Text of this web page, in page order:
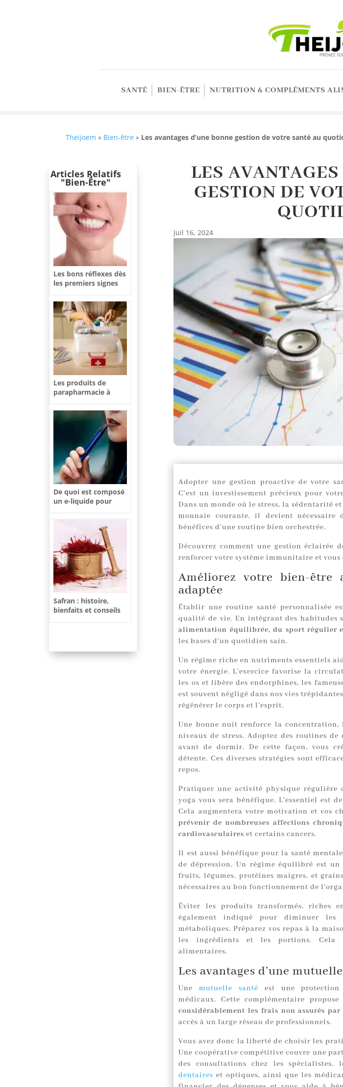
SANTÉ BIEN-ÊTRE NUTRITION & COMPLÉMENTS
Theijoem » Bien-être » Les avantages d’une bonne gestion de votre santé au
Articles Relatifs
"Bien-Être"
Les bons réflexes dès
les premiers signes
Les produits de
parapharmacie à
trousse de soins
De quoi est composé
un e-liquide pour
électronique ?
Safran : histoire,
bienfaits et conseils
LES
GESTION DE
Juil 16, 2024
Adopter une gestion proactive de votre
C’est un investissement précieux pour
Dans un monde où le stress, la sédentarité
monnaie courante, il devient nécessaire
bénéfices d’une routine bien orchestrée.
Découvrez comment une gestion éclairée
renforcer votre système immunitaire et
Améliorez votre bien-être
adaptée
Établir une routine santé personnalisée
qualité de vie. En intégrant des habitudes
alimentation équilibrée, du sport régulier
les bases d’un quotidien sain.
Un régime riche en nutriments essentiels
votre énergie. L’exercice favorise la
les os et libère des endorphines, les
est souvent négligé dans nos vies
régénérer le corps et l’esprit.
Une bonne nuit renforce la
niveaux de stress. Adoptez des routines de
avant de dormir. De cette façon, vous
détente. Ces diverses stratégies sont
repos.
Pratiquer une activité physique régulière
yoga vous sera bénéfique. L’essentiel est
Cela augmentera votre motivation et vos
prévenir de nombreuses affections
cardiovasculaires et certains cancers.
Il est aussi bénéfique pour la santé
de dépression. Un régime équilibré est
fruits, légumes, protéines maigres, et
nécessaires au bon fonctionnement de
Éviter les produits transformés, riches
également indiqué pour diminuer les
métaboliques. Préparez vos repas à la
les ingrédients et les portions. Cela
alimentaires.
Les avantages d’une
Unemutuelle santé est une protection
médicaux. Cette complémentaire
considérablement les frais non assurés
accès à un large réseau de professionnels.
Vous avez donc la liberté de choisir les
Une coopérative compétitive couvre une
des consultations chez les
dentaires et optiques, ainsi que les